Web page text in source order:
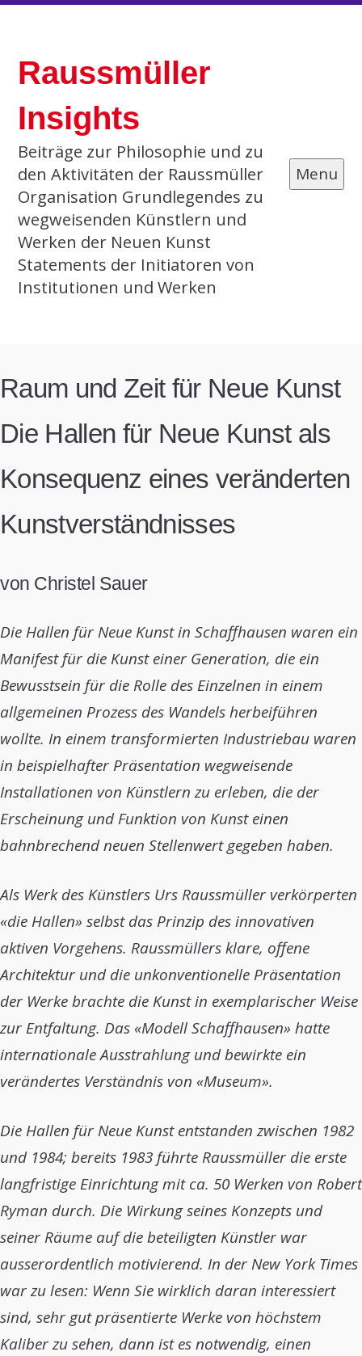
Skip
content
Raussmüller
Insights
Beiträge zur Philosophie und zu
den Aktivitäten der Raussmüller
Organisation Grundlegendes zu
wegweisenden Künstlern und
Werken der Neuen Kunst
Statements der Initiatoren von
Institutionen und Werken
Menu
Raum und Zeit für Neue Kunst
Die Hallen für Neue Kunst als
Konsequenz eines veränderten
Kunstverständnisses
von Christel Sauer
Die Hallen für Neue Kunst in Schaffhausen waren ein
Manifest für die Kunst einer Generation, die ein
Bewusstsein für die Rolle des Einzelnen in einem
allgemeinen Prozess des Wandels herbeiführen
wollte. In einem transformierten Industriebau waren
in beispielhafter Präsentation wegweisende
Installationen von Künstlern zu erleben, die der
Erscheinung und Funktion von Kunst einen
bahnbrechend neuen Stellenwert gegeben haben.
Als Werk des Künstlers Urs Raussmüller verkörperten
«die Hallen» selbst das Prinzip des innovativen
aktiven Vorgehens. Raussmüllers klare, offene
Architektur und die unkonventionelle Präsentation
der Werke brachte die Kunst in exemplarischer Weise
zur Entfaltung. Das «Modell Schaffhausen» hatte
internationale Ausstrahlung und bewirkte ein
verändertes Verständnis von «Museum».
Die Hallen für Neue Kunst entstanden zwischen 1982
und 1984; bereits 1983 führte Raussmüller die erste
langfristige Einrichtung mit ca. 50 Werken von Robert
Ryman durch. Die Wirkung seines Konzepts und
seiner Räume auf die beteiligten Künstler war
ausserordentlich motivierend. In der New York Times
war zu lesen: Wenn Sie wirklich daran interessiert
sind, sehr gut präsentierte Werke von höchstem
Kaliber zu sehen, dann ist es notwendig, einen